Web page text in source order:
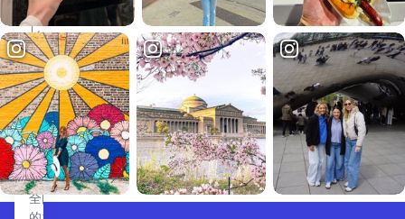
成功
し、
米国
にお
ける
鉄道
から
トレ
イル
への
全国